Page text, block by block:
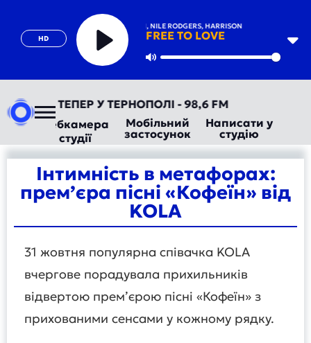
HD
DURAN DURAN, NILE RODGERS, HARRISON
FREE TO LOVE
Play
ТЕПЕР У ТЕРНОПОЛІ - 98,6 FM
Вебкамера
студії
Мобільний
застосунок
Написати у
студію
Інтимність в метафорах:
прем’єра пісні «Кофеїн» від
KOLA
31 жовтня популярна співачка KOLA
вчергове порадувала прихильників
відвертою прем’єрою пісні «Кофеїн» з
прихованими сенсами у кожному рядку.